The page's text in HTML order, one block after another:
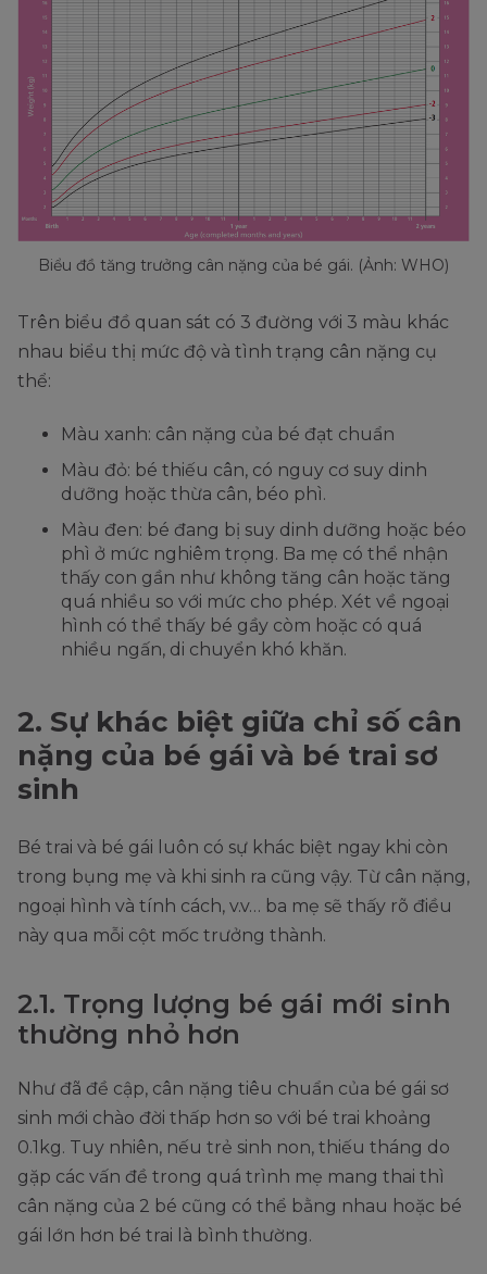
Biểu đồ tăng trưởng cân nặng của bé gái. (Ảnh: WHO)
Trên biểu đồ quan sát có 3 đường với 3 màu khác
nhau biểu thị mức độ và tình trạng cân nặng cụ
thể:
Màu xanh: cân nặng của bé đạt chuẩn
Màu đỏ: bé thiếu cân, có nguy cơ suy dinh
dưỡng hoặc thừa cân, béo phì.
Màu đen: bé đang bị suy dinh dưỡng hoặc béo
phì ở mức nghiêm trọng. Ba mẹ có thể nhận
thấy con gần như không tăng cân hoặc tăng
quá nhiều so với mức cho phép. Xét về ngoại
hình có thể thấy bé gầy còm hoặc có quá
nhiều ngấn, di chuyển khó khăn.
2. Sự khác biệt giữa chỉ số cân
nặng của bé gái và bé trai sơ
sinh
Bé trai và bé gái luôn có sự khác biệt ngay khi còn
trong bụng mẹ và khi sinh ra cũng vậy. Từ cân nặng,
ngoại hình và tính cách, v.v… ba mẹ sẽ thấy rõ điều
này qua mỗi cột mốc trưởng thành.
2.1. Trọng lượng bé gái mới sinh
thường nhỏ hơn
Như đã đề cập, cân nặng tiêu chuẩn của bé gái sơ
sinh mới chào đời thấp hơn so với bé trai khoảng
0.1kg. Tuy nhiên, nếu trẻ sinh non, thiếu tháng do
gặp các vấn đề trong quá trình mẹ mang thai thì
cân nặng của 2 bé cũng có thể bằng nhau hoặc bé
gái lớn hơn bé trai là bình thường.